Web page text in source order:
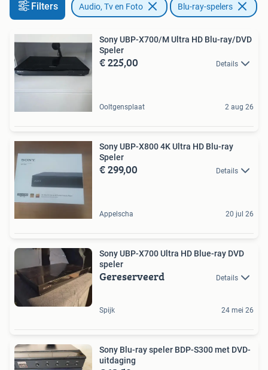
Filters Audio, Tv en Foto Blu-ray-spelers
Sony UBP-X700/M Ultra HD Blu-ray/DVD
Speler
€ 225,00 Details
Ooltgensplaat 2 aug 26
Sony UBP-X800 4K Ultra HD Blu-ray
Speler
€ 299,00 Details
Appelscha 20 jul 26
Sony UBP-X700 Ultra HD Blue-ray DVD
speler
Gereserveerd Details
Spijk 24 mei 26
Sony Blu-ray speler BDP-S300 met DVD-
uitdaging